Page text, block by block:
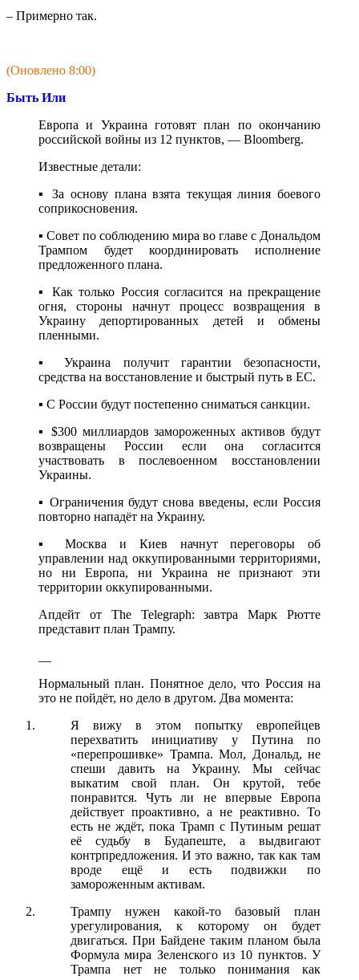
– Примерно так.
(Оновлено 8:00)
Быть Или
Европа и Украина готовят план по окончанию
российской войны из 12 пунктов, — Bloomberg.
Известные детали:
▪️ За основу плана взята текущая линия боевого
соприкосновения.
▪️ Совет по соблюдению мира во главе с Дональдом
Трампом будет координировать исполнение
предложенного плана.
▪️ Как только Россия согласится на прекращение
огня, стороны начнут процесс возвращения в
Украину депортированных детей и обмены
пленными.
▪️ Украина получит гарантии безопасности,
средства на восстановление и быстрый путь в ЕС.
▪️ С России будут постепенно сниматься санкции.
▪️ $300 миллиардов замороженных активов будут
возвращены России если она согласится
участвовать в послевоенном восстановлении
Украины.
▪️ Ограничения будут снова введены, если Россия
повторно нападёт на Украину.
▪️ Москва и Киев начнут переговоры об
управлении над оккупированными территориями,
но ни Европа, ни Украина не признают эти
территории оккупированными.
Апдейт от The Telegraph: завтра Марк Рютте
представит план Трампу.
Нормальный план. Понятное дело, что Россия на
это не пойдёт, но дело в другом. Два момента:
Я вижу в этом попытку европейцев
перехватить инициативу у Путина по
«перепрошивке» Трампа. Мол, Дональд, не
спеши давить на Украину. Мы сейчас
выкатим свой план. Он крутой, тебе
понравится. Чуть ли не впервые Европа
действует проактивно, а не реактивно. То
есть не ждёт, пока Трамп с Путиным решат
её судьбу в Будапеште, а выдвигают
контрпредложения. И это важно, так как там
вроде ещё и есть подвижки по
замороженным активам.
Трампу нужен какой-то базовый план
урегулирования, к которому он будет
двигаться. При Байдене таким планом была
Формула мира Зеленского из 10 пунктов. У
Трампа нет не только понимания как